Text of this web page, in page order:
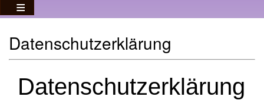
Datenschutzerklärung
Datenschutzerklärung